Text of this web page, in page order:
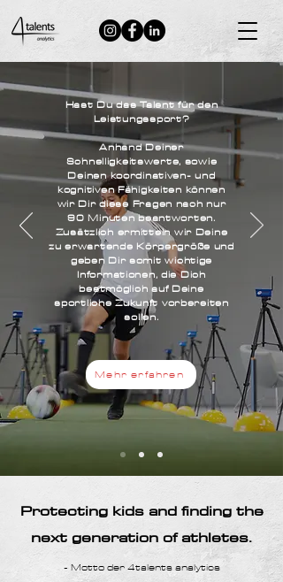
Neuigkeiten
DIAGNOSTIK
Hast Du das Talent für den
Leistungssport?
Anhand Deiner
Schnelligkeitswerte, sowie
Deinen koordinativen- und
kognitiven Fähigkeiten können
wir Dir diese Fragen nach nur
90 Minuten beantworten.
Zusätzlich ermitteln wir Deine
zu erwartende Körpergröße und
geben Dir somit wichtige
Informationen, die Dich
bestmöglich auf Deine
sportliche Zukunft vorbereiten
sollen.
Mehr erfahren
Protecting kids and finding the
next generation of athletes.
- Motto der 4talents analytics